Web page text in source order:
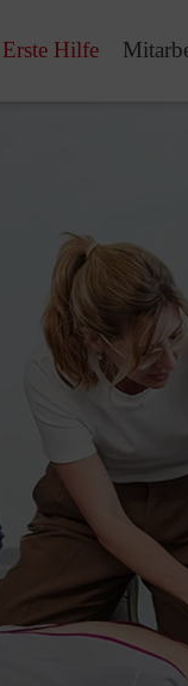
Erste Hilfe